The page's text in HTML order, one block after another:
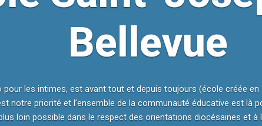
Bellevue
pour les intimes, est avant tout et depuis toujours (école créée en
notre priorité et l’ensemble de la communauté éducative est là
loin possible dans le respect des orientations diocésaines et à